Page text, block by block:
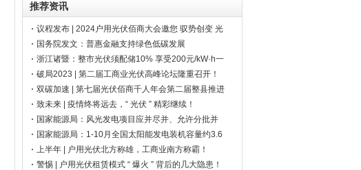
推荐资讯
议程发布 | 2024户用光伏佰商大会邀您 驭势创变 光
能未来（7月31日 南京）
国务院发文：普惠金融支持绿色低碳发展
浙江诸暨：整市光伏须配储10% 享受200元/kW·h一
次性补贴
破局2023 | 第二届工商业光伏高峰论坛隆重召开！
双碳加速 | 第七届光伏佰商千人年会第二届整县推进
大会暨光储充采购节圆满落幕!
致未来 | 疫情终将远去，“ 光伏 ” 精彩继续！
国家能源局：风光发电项目应并尽并、允许分批并
网！
国家能源局：1-10月全国太阳能发电装机容量约3.6
亿千瓦，同比增长29.2%
上半年 | 户用光伏北方称雄，工商业南方称霸！
警惕 | 户用光伏租赁模式 “ 爆火 ” 背后的几大隐患！